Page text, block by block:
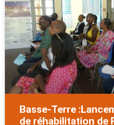
Basse-Terre
de réhabilitation de